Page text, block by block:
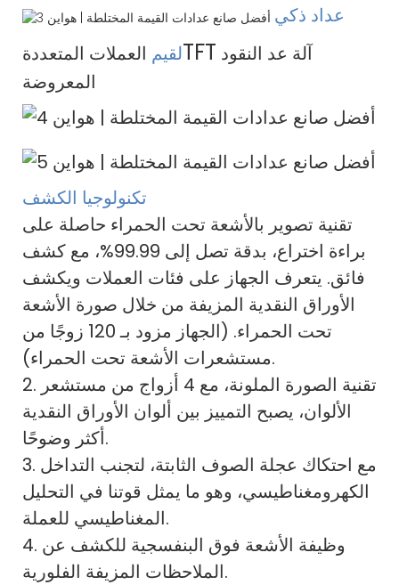
عداد ذكي
لقيم العملات المتعددة TFT
المعروضة
تكنولوجيا الكشف
تقنية تصوير بالأشعة تحت الحمراء حاصلة على
براءة اختراع، بدقة تصل إلى 99.99%، مع كشف
فائق. يتعرف الجهاز على فئات العملات ويكشف
الأوراق النقدية المزيفة من خلال صورة الأشعة
تحت الحمراء. (الجهاز مزود بـ 120 زوجًا من
مستشعرات الأشعة تحت الحمراء).
2. تقنية الصورة الملونة، مع 4 أزواج من مستشعر
الألوان، يصبح التمييز بين ألوان الأوراق النقدية
أكثر وضوحًا.
3. مع احتكاك عجلة الصوف الثابتة، لتجنب التداخل
الكهرومغناطيسي، وهو ما يمثل قوتنا في التحليل
المغناطيسي للعملة.
4. وظيفة الأشعة فوق البنفسجية للكشف عن
الملاحظات المزيفة الفلورية.